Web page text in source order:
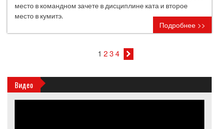
место в командном зачете в дисциплине ката и второе
место в кумитэ.
Подробнее >>
1 234
Видео